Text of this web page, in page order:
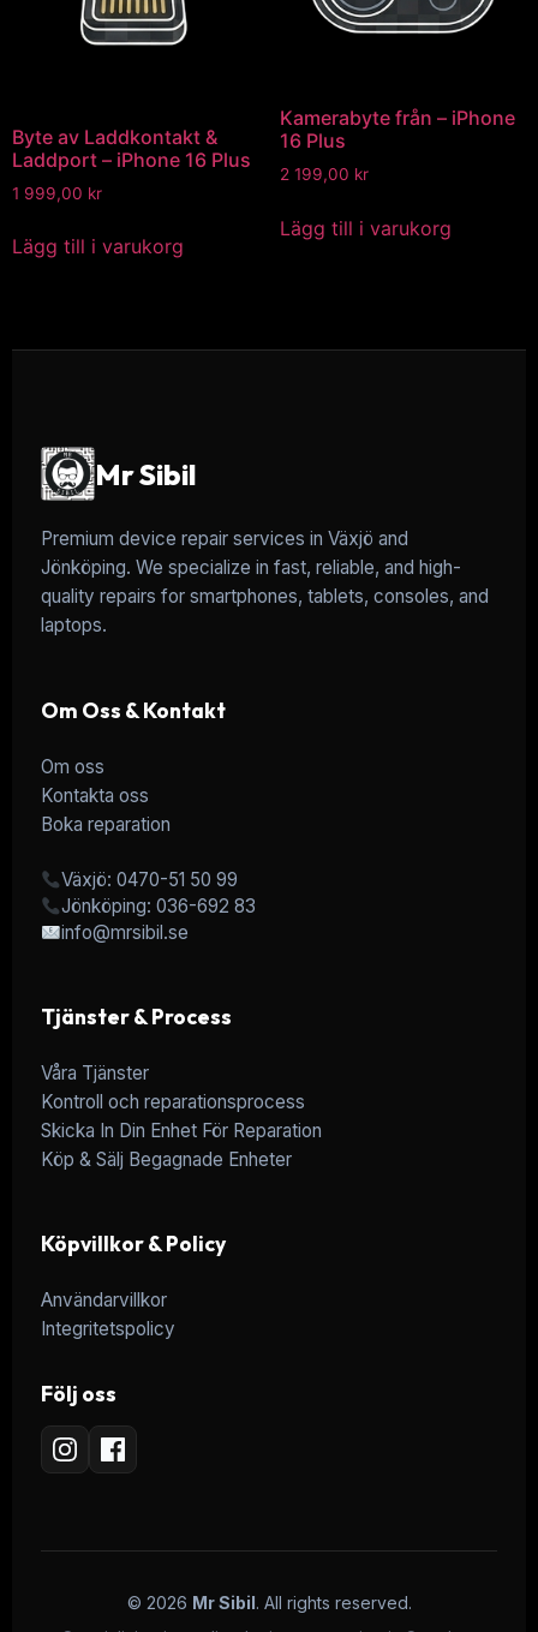
Byte av Laddkontakt &
Laddport – iPhone 16 Plus
1 999,00 kr
Lägg till i varukorg
Kamerabyte från – iPhone
16 Plus
2 199,00 kr
Lägg till i varukorg
Mr Sibil
Premium device repair services in Växjö and
Jönköping. We specialize in fast, reliable, and high-
quality repairs for smartphones, tablets, consoles, and
laptops.
Om Oss & Kontakt
Om oss
Kontakta oss
Boka reparation
Växjö: 0470-51 50 99
Jönköping: 036-692 83
info@mrsibil.se
Tjänster & Process
Våra Tjänster
Kontroll och reparationsprocess
Skicka In Din Enhet För Reparation
Köp & Sälj Begagnade Enheter
Köpvillkor & Policy
Användarvillkor
Integritetspolicy
Följ oss
© 2026 Mr Sibil. All rights reserved.